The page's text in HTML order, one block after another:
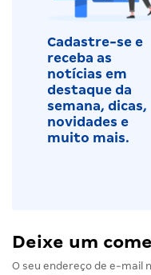
Cadastre-se e
receba as
notícias em
destaque da
semana, dicas,
novidades e
muito mais.
Deixe um
O seu endereço de e-mail